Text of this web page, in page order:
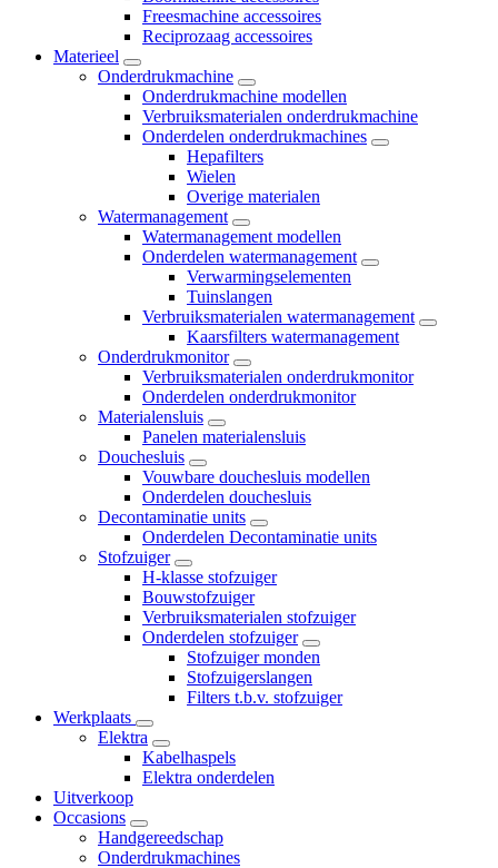
Freesmachine accessoires
Reciprozaag accessoires
Materieel
Onderdrukmachine
Onderdrukmachine modellen
Verbruiksmaterialen onderdrukmachine
Onderdelen onderdrukmachines
Hepafilters
Wielen
Overige materialen
Watermanagement
Watermanagement modellen
Onderdelen watermanagement
Verwarmingselementen
Tuinslangen
Verbruiksmaterialen watermanagement
Kaarsfilters watermanagement
Onderdrukmonitor
Verbruiksmaterialen onderdrukmonitor
Onderdelen onderdrukmonitor
Materialensluis
Panelen materialensluis
Douchesluis
Vouwbare douchesluis modellen
Onderdelen douchesluis
Decontaminatie units
Onderdelen Decontaminatie units
Stofzuiger
H-klasse stofzuiger
Bouwstofzuiger
Verbruiksmaterialen stofzuiger
Onderdelen stofzuiger
Stofzuiger monden
Stofzuigerslangen
Filters t.b.v. stofzuiger
Werkplaats
Elektra
Kabelhaspels
Elektra onderdelen
Uitverkoop
Occasions
Handgereedschap
Onderdrukmachines